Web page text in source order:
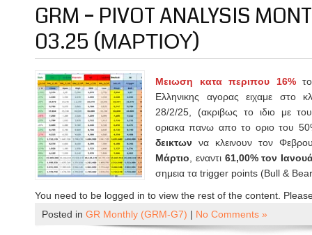
GRM – PIVOT ANALYSIS
03.25 (ΜΑΡΤΊΟΥ)
Mειωση κατα περιπου 16%
Ελληνικης αγορας ειχαμε στο
28/2/25, (ακριβως το ιδιο με
οριακα πανω απο το οριο του
δεικτων να κλεινουν τον
Μάρτιο , εναντι 61,00% τον
σημεια τα trigger points (Bull & Bear)
You need to be logged in to view the rest of the content.
Posted in GR Monthly (GRM-G7) | No Comments »